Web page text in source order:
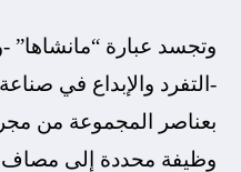
وتجسد عبارة “مانشاها”
-التفرد والإبداع في
بعناصر المجموعة من
وظيفة محددة إلى مصاف